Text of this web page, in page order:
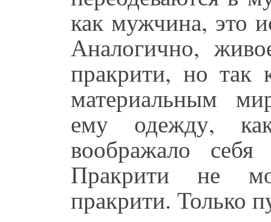
как мужчина, это
Аналогично,
пракрити, но так
материальным
ему одежду,
воображало
Пракрити не
пракрити. Только